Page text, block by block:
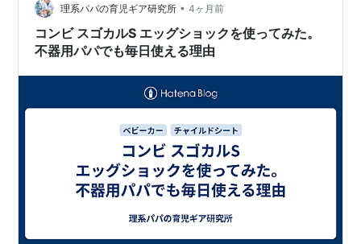
ッグショック AM | バギー…
理系パパの育児ギア研究所 • 4ヶ月前
コンビ スゴカルS エッグショックを使ってみた。
不器用パパでも毎日使える理由